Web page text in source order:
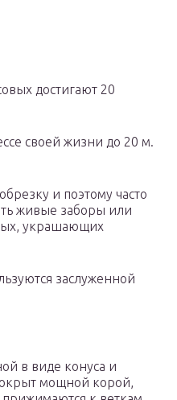
достигают 20
своей жизни до 20 м.
и поэтому часто
живые заборы или
украшающих
заслуженной
в виде конуса и
мощной корой,